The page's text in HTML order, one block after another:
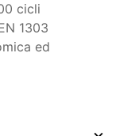
cicli
1303
ed